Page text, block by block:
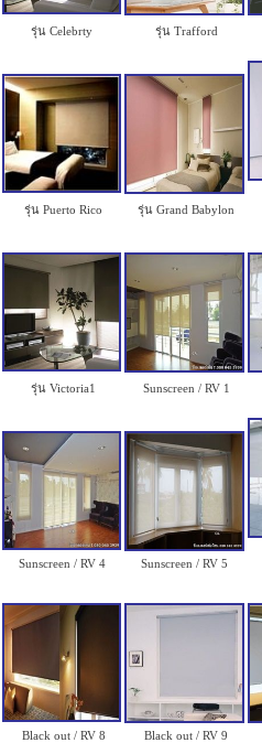
รุ่น Celebrty รุ่น Trafford
รุ่น Puerto Rico รุ่น Grand Babylon
รุ่น Victoria1 Sunscreen / RV 1
Sunscreen / RV 4 Sunscreen / RV 5
Black out / RV 8 Black out / RV 9